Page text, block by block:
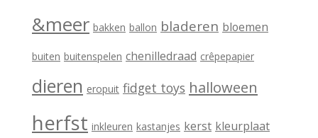
&meer bakken ballon bladeren bloemen
buiten buitenspelen chenilledraad crêpepapier
dieren eropuit fidget toys halloween
herfst inkleuren kastanjes kerst kleurplaat